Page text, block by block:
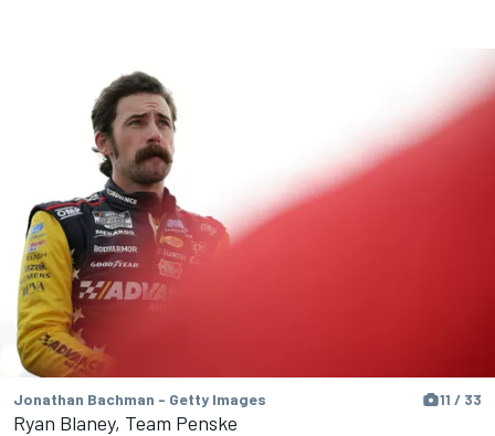
Jonathan Bachman - Getty Images 11 / 33
Ryan Blaney, Team Penske